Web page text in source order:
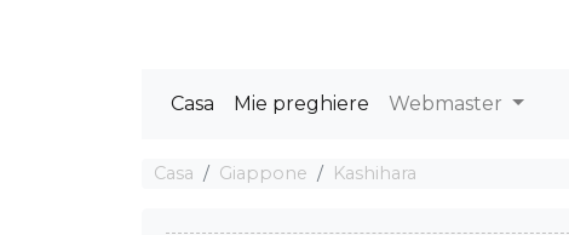
Casa Mie preghiere Webmaster
Casa Giappone Kashihara